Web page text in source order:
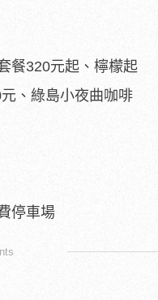
餐320元起、檸檬起
、綠島小夜曲咖啡
停車場